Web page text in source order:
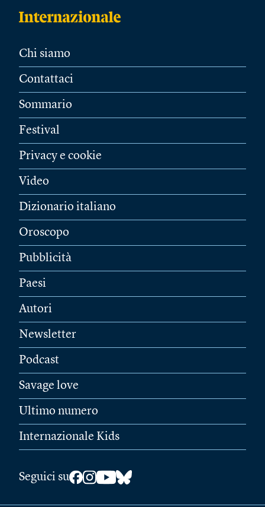
Chi siamo
Contattaci
Sommario
Festival
Privacy e cookie
Video
Dizionario italiano
Oroscopo
Pubblicità
Paesi
Autori
Newsletter
Podcast
Savage love
Ultimo numero
Internazionale Kids
Seguici su